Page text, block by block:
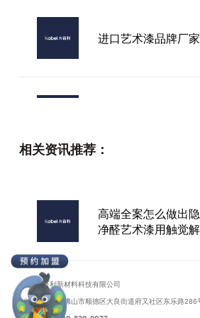
进口艺术漆品牌厂家
相关资讯推荐：
高端全案怎么做出
净醛艺术漆用触觉
广东卡百利新材料科技有限公司
地址：广东省佛山市顺德区大良街道府又社区东乐路